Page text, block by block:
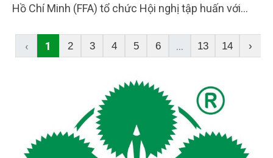
Hồ Chí Minh (FFA) tổ chức Hội nghị tập huấn với
phẩm nông nghiệp sau chế biến”.
‹ 1 2 3 4 5 6 ... 13 14 ›